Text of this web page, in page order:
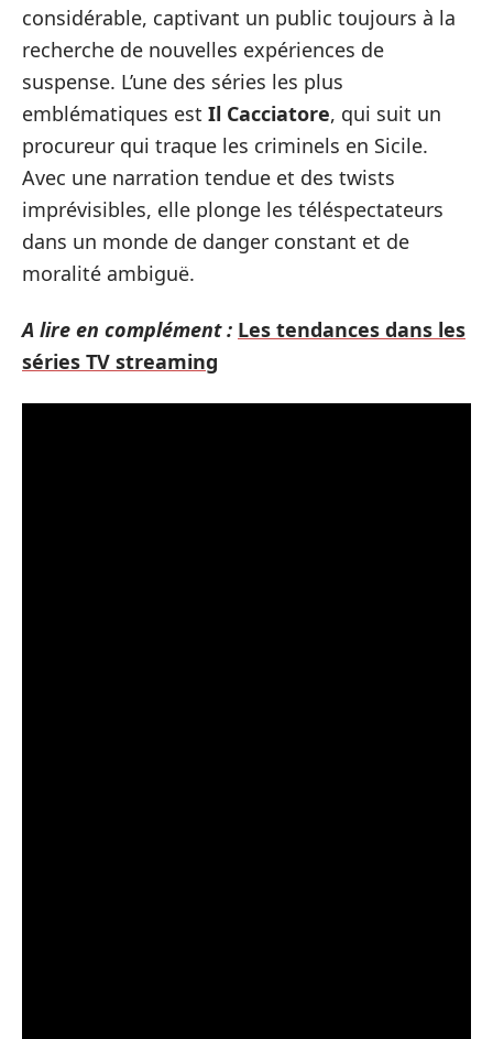
considérable, captivant un public toujours à la
recherche de nouvelles expériences de
suspense. L’une des séries les plus
emblématiques est Il Cacciatore, qui suit un
procureur qui traque les criminels en Sicile.
Avec une narration tendue et des twists
imprévisibles, elle plonge les téléspectateurs
dans un monde de danger constant et de
moralité ambiguë.
A lire en complément : Les tendances dans les
séries TV streaming